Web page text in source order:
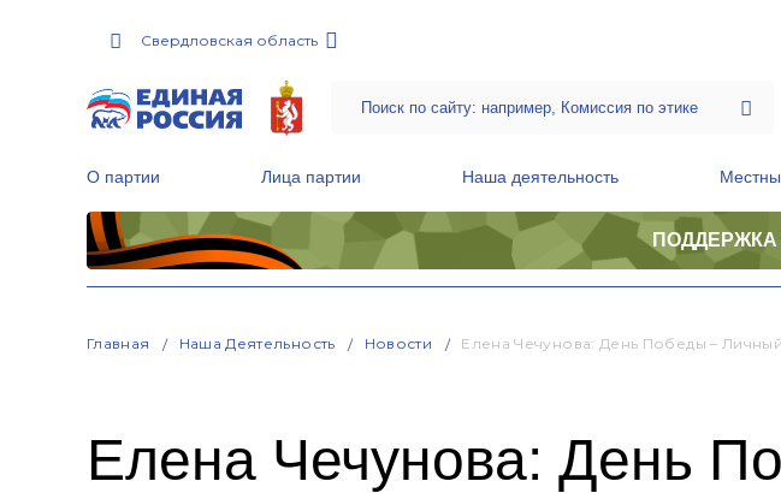
Свердловская область
О партии Лица партии Наша деятельность
Главная Наша Деятельность Новости Елена Чечунова: День Победы –
Елена Чечунова: День